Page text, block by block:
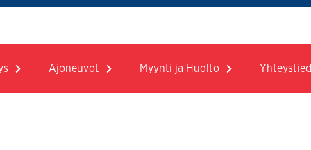
Ajoneuvot Myynti ja Huolto